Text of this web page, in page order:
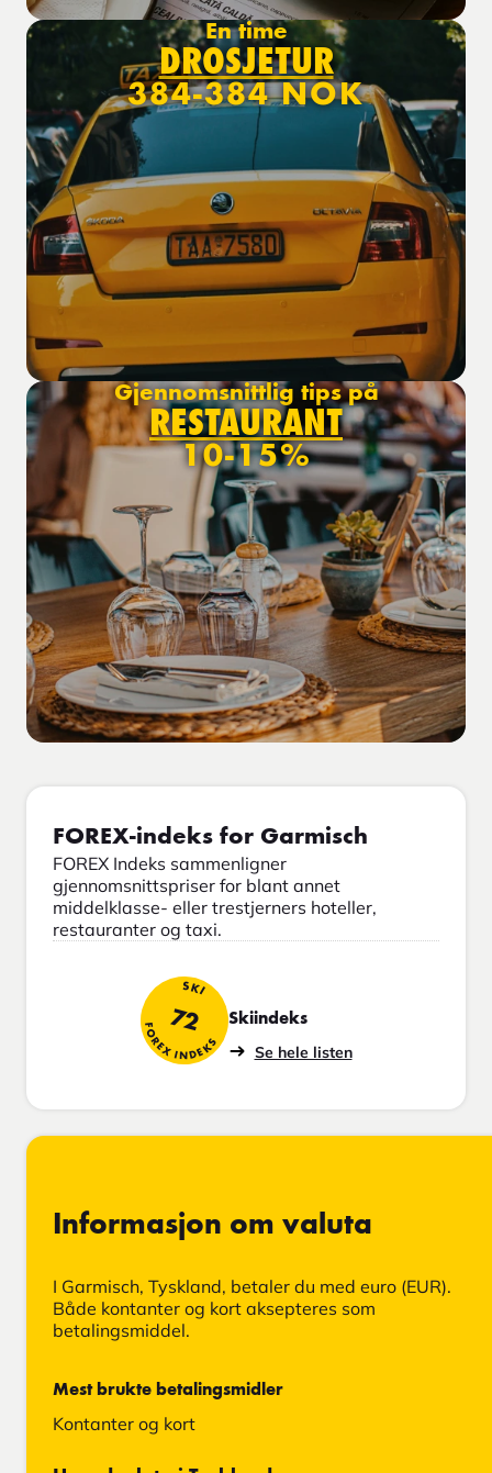
En time
DROSJETUR
384-384 NOK
Gjennomsnittlig tips på
RESTAURANT
10-15%
FOREX-indeks for Garmisch
FOREX Indeks sammenligner
gjennomsnittspriser for blant annet
middelklasse- eller trestjerners hoteller,
restauranter og taxi.
SKI
72
FOREX INDEKS Skiindeks
Se hele listen
Informasjon om valuta
I Garmisch, Tyskland, betaler du med euro (EUR).
Både kontanter og kort aksepteres som
betalingsmiddel.
Mest brukte betalingsmidler
Kontanter og kort